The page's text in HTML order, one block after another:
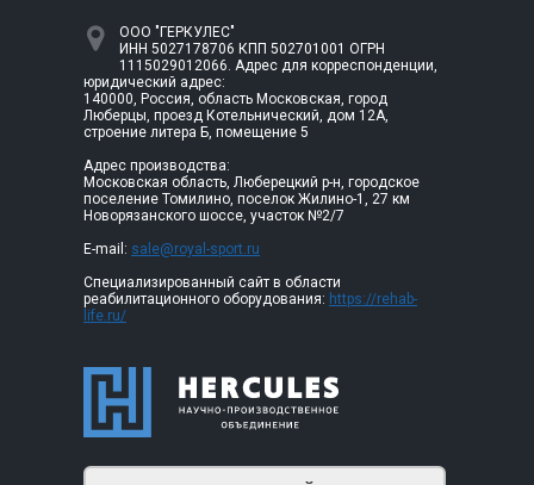
ООО "ГЕРКУЛЕС"
ИНН 5027178706 КПП 502701001 ОГРН
1115029012066. Адрес для корреспонденции,
юридический адрес:
140000, Россия, область Московская, город
Люберцы, проезд Котельнический, дом 12А,
строение литера Б, помещение 5
Адрес производства:
Московская область, Люберецкий р-н, городское
поселение Томилино, поселок Жилино-1, 27 км
Новорязанского шоссе, участок №2/7
E-mail: sale@royal-sport.ru
Специализированный сайт в области
реабилитационного оборудования: https://rehab-
life.ru/